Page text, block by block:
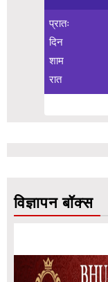
प्रातः
दिन
शाम
रात
विज्ञापन बॉक्स